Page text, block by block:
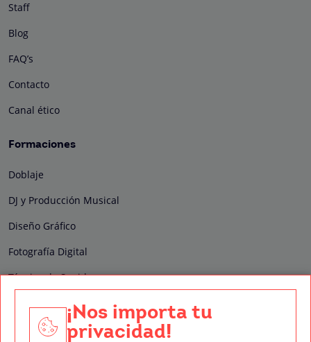
Staff
Blog
FAQ’s
Contacto
Canal ético
Formaciones
Doblaje
DJ y Producción Musical
Diseño Gráfico
Fotografía Digital
Técnico de Sonido
Edición y Postproducción de Vídeo
¡Nos importa tu
privacidad!